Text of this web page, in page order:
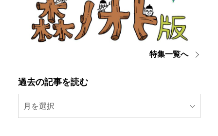
特集一覧へ
過去の記事を読む
月を選択